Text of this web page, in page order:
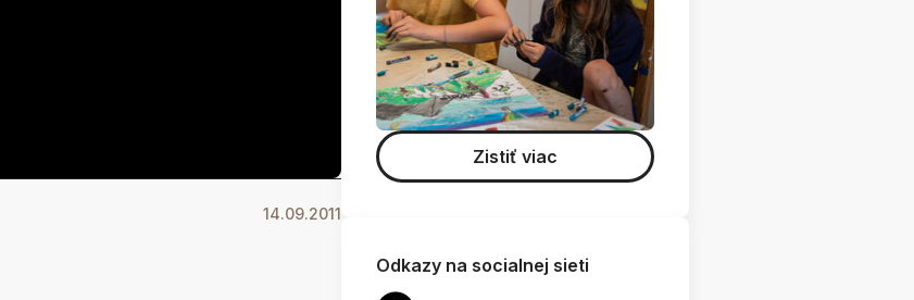
14.09.2011
Zistiť viac
Odkazy na socialnej sieti